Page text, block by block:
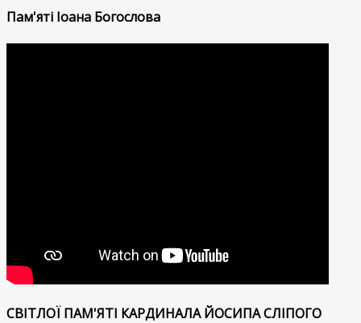
Пам'яті Іоана Богослова
СВІТЛОЇ ПАМ'ЯТІ КАРДИНАЛА ЙОСИПА СЛІПОГО